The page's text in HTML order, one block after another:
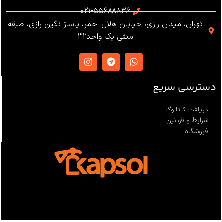
استاندارد
EN12841 ،EN341 ،ANSI Z359
،NFPA1983
ساخت
021-55688836
تهران، میدان رازی، خیابان هلال احمر، پاساژ نگین رازی، طبقه
منفی یک واحد32
دسترسی سریع
دریافت کاتالوگ
شرایط و قوانین
فروشگاه